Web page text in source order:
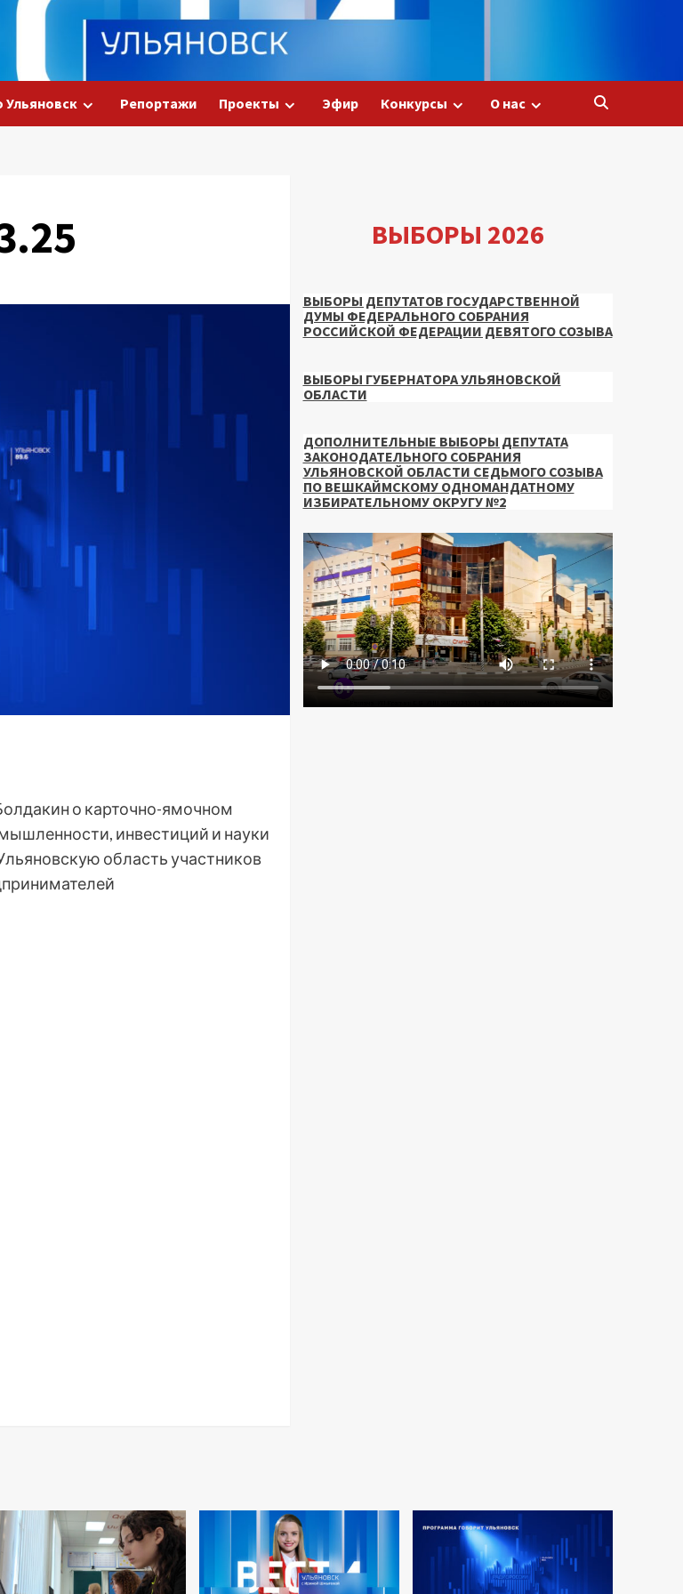
Ульяновск Репортажи Проекты Эфир Конкурсы О нас
о карточно-ямочном
инвестиций и науки
область участников
ВЫБОРЫ 2026
ВЫБОРЫ ДЕПУТАТОВ ГОСУДАРСТВЕННОЙ
ДУМЫ ФЕДЕРАЛЬНОГО СОБРАНИЯ
РОССИЙСКОЙ ФЕДЕРАЦИИ ДЕВЯТОГО СОЗЫВА
ВЫБОРЫ ГУБЕРНАТОРА УЛЬЯНОВСКОЙ
ОБЛАСТИ
ДОПОЛНИТЕЛЬНЫЕ ВЫБОРЫ ДЕПУТАТА
ЗАКОНОДАТЕЛЬНОГО СОБРАНИЯ
УЛЬЯНОВСКОЙ ОБЛАСТИ СЕДЬМОГО СОЗЫВА
ПО ВЕШКАЙМСКОМУ ОДНОМАНДАТНОМУ
ИЗБИРАТЕЛЬНОМУ ОКРУГУ №2